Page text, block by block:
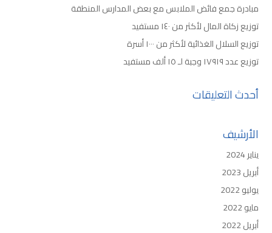
مبادرة جمع فائض الملابس مع بعض المدارس المنطقة
توزيع زكاة المال لأكثر من ١٤٠ مستفيد
توزيع السلال الغذائية لأكثر من ١٠٠٠ أسرة
توزيع عدد ١٧٩١٩ وجبة لـ ١٥ ألف مستفيد
أحدث التعليقات
الأرشيف
يناير 2024
أبريل 2023
يوليو 2022
مايو 2022
أبريل 2022